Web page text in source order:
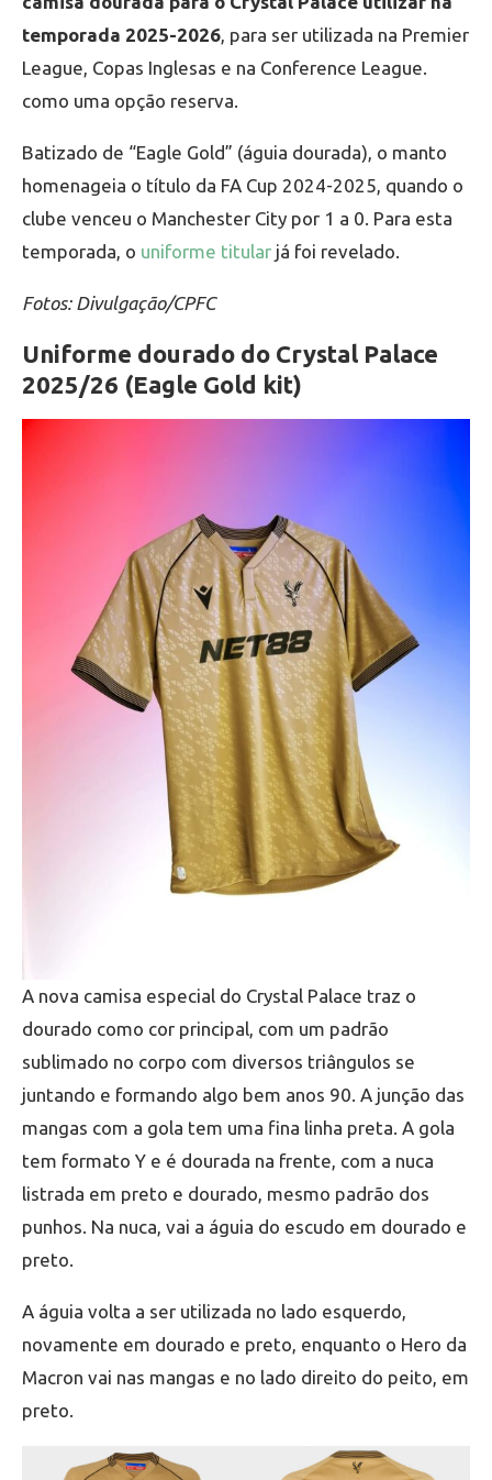
temporada 2025-2026, para ser utilizada na Premier
League, Copas Inglesas e na Conference League.
como uma opção reserva.
Batizado de “Eagle Gold” (águia dourada), o manto
homenageia o título da FA Cup 2024-2025, quando o
clube venceu o Manchester City por 1 a 0. Para esta
temporada, o uniforme titular já foi revelado.
Fotos: Divulgação/CPFC
Uniforme dourado do Crystal Palace
2025/26 (Eagle Gold kit)
A nova camisa especial do Crystal Palace traz o
dourado como cor principal, com um padrão
sublimado no corpo com diversos triângulos se
juntando e formando algo bem anos 90. A junção das
mangas com a gola tem uma fina linha preta. A gola
tem formato Y e é dourada na frente, com a nuca
listrada em preto e dourado, mesmo padrão dos
punhos. Na nuca, vai a águia do escudo em dourado e
preto.
A águia volta a ser utilizada no lado esquerdo,
novamente em dourado e preto, enquanto o Hero da
Macron vai nas mangas e no lado direito do peito, em
preto.